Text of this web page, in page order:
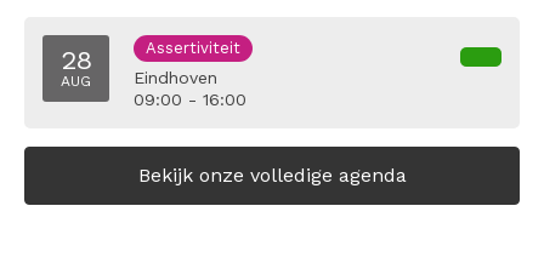
28
AUG
Assertiviteit
Eindhoven
09:00 - 16:00
Bekijk onze volledige agenda